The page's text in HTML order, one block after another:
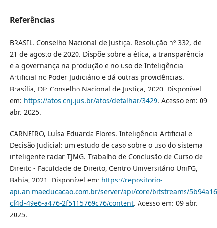
Referências
BRASIL. Conselho Nacional de Justiça. Resolução nº 332, de
21 de agosto de 2020. Dispõe sobre a ética, a transparência
e a governança na produção e no uso de Inteligência
Artificial no Poder Judiciário e dá outras providências.
Brasília, DF: Conselho Nacional de Justiça, 2020. Disponível
em: https://atos.cnj.jus.br/atos/detalhar/3429. Acesso em: 09
abr. 2025.
CARNEIRO, Luísa Eduarda Flores. Inteligência Artificial e
Decisão Judicial: um estudo de caso sobre o uso do sistema
inteligente radar TJMG. Trabalho de Conclusão de Curso de
Direito - Faculdade de Direito, Centro Universitário UniFG,
Bahia, 2021. Disponível em: https://repositorio-
api.animaeducacao.com.br/server/api/core/bitstreams/
cf4d-49e6-a476-2f5115769c76/content. Acesso em: 09 abr.
2025.